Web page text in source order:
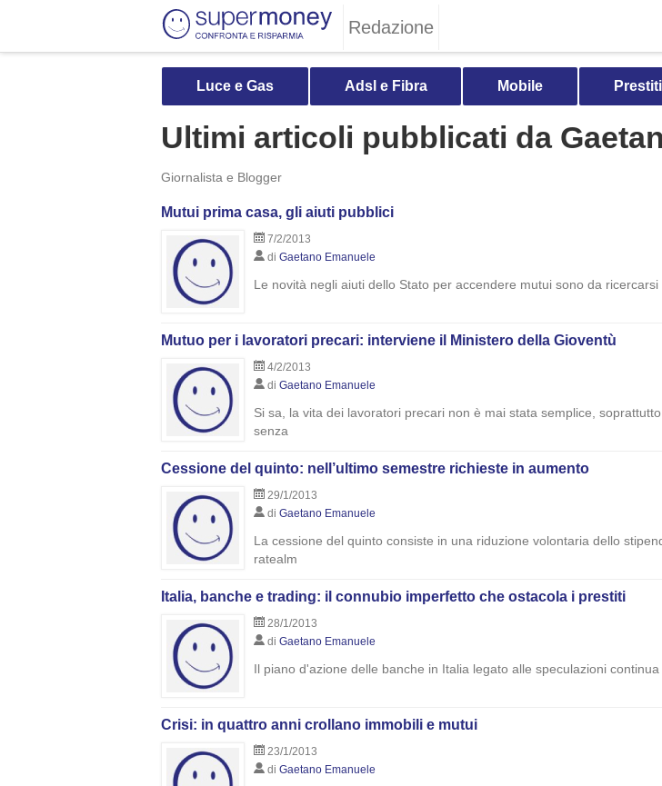
Redazione
Luce e Gas Adsl e Fibra Mobile Prestiti
Ultimi articoli pubblicati da
Giornalista e Blogger
Mutui prima casa, gli aiuti pubblici
7/2/2013
di Gaetano Emanuele
Le novità negli aiuti dello Stato per accendere mutui sono da
Mutuo per i lavoratori precari: interviene il Ministero della Gioventù
4/2/2013
di Gaetano Emanuele
Si sa, la vita dei lavoratori precari non è mai stata semplice,
senza
Cessione del quinto: nell’ultimo semestre richieste in aumento
29/1/2013
di Gaetano Emanuele
La cessione del quinto consiste in una riduzione volontaria dello
ratealm
Italia, banche e trading: il connubio imperfetto che ostacola i prestiti
28/1/2013
di Gaetano Emanuele
Il piano d'azione delle banche in Italia legato alle speculazioni
Crisi: in quattro anni crollano immobili e mutui
23/1/2013
di Gaetano Emanuele